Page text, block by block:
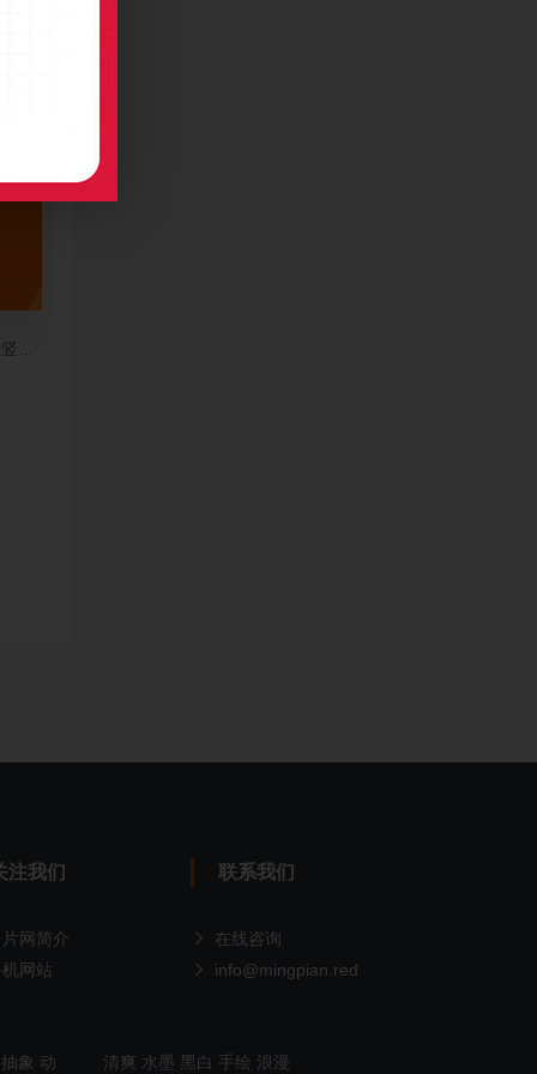
版名片制作
注我们
网简介
网站
联系我们
在线咨询
info@mingpian.red
抽象 动 清爽 水墨 黑白 手绘 浪漫